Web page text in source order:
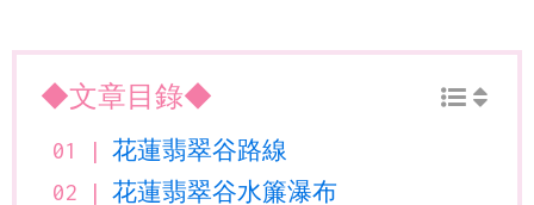
◆文章目錄◆
花蓮翡翠谷路線
花蓮翡翠谷水簾瀑布